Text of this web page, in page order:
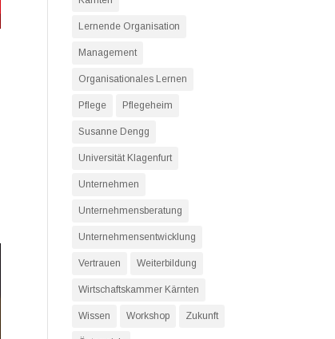
Lernende Organisation
Management
Organisationales Lernen
Pflege Pflegeheim
Susanne Dengg
Universität Klagenfurt
Unternehmen
Unternehmensberatung
Unternehmensentwicklung
Vertrauen Weiterbildung
Wirtschaftskammer Kärnten
Wissen Workshop Zukunft